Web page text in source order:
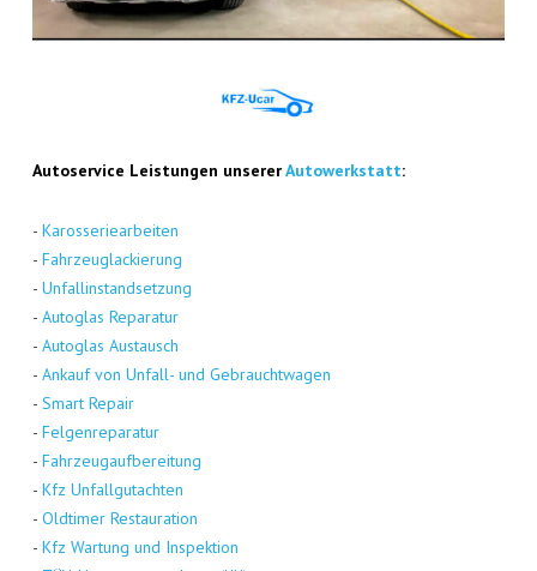
Auto­ser­vice Leis­tun­gen unse­rerAuto­werk­statt:
- Karos­se­rie­ar­bei­ten
- Fahr­zeug­la­ckie­rung
- Unfall­in­stand­set­zung
- Auto­glas Repa­ra­tur
- Auto­glas Aus­tausch
- Ankauf von Unfall- und Gebraucht­wa­gen
- Smart Repair
- Fel­gen­re­pa­ra­tur
- Fahr­zeug­auf­be­rei­tung
- Kfz Unfall­gut­ach­ten
- Old­ti­mer Restau­ra­ti­on
- Kfz War­tung und Inspek­ti­on